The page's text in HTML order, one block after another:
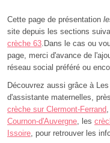
Cette page de présentation
site depuis les sections
crèche 63.Dans le cas ou
page, merci d'avance de
réseau social préféré ou
Découvrez aussi grâce à
d'assistante maternelles,
crèche sur Clermont-Ferrand
Cournon-d'Auvergne, les
Issoire, pour retrouver les